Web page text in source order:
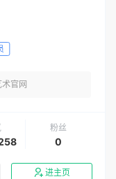
官网
粉丝
0
进主页